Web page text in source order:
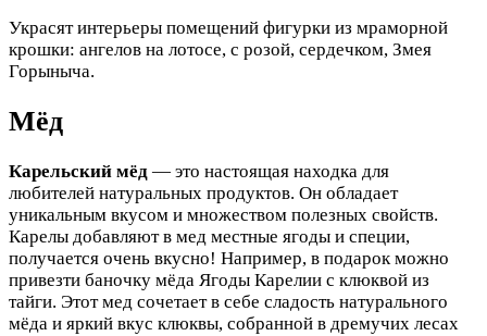
Украсят интерьеры помещений фигурки из мраморной
крошки: ангелов на лотосе, с розой, сердечком, Змея
Горыныча.
Мёд
Карельский мёд — это настоящая находка для
любителей натуральных продуктов. Он обладает
уникальным вкусом и множеством полезных свойств.
Карелы добавляют в мед местные ягоды и специи,
получается очень вкусно! Например, в подарок можно
привезти баночку мёда Ягоды Карелии с клюквой из
тайги. Этот мед сочетает в себе сладость натурального
мёда и яркий вкус клюквы, собранной в дремучих лесах